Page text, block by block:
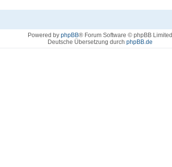
Powered by phpBB® Forum Software © phpBB Limited
Deutsche Übersetzung durch phpBB.de